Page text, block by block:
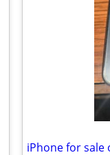
iPhone for sale